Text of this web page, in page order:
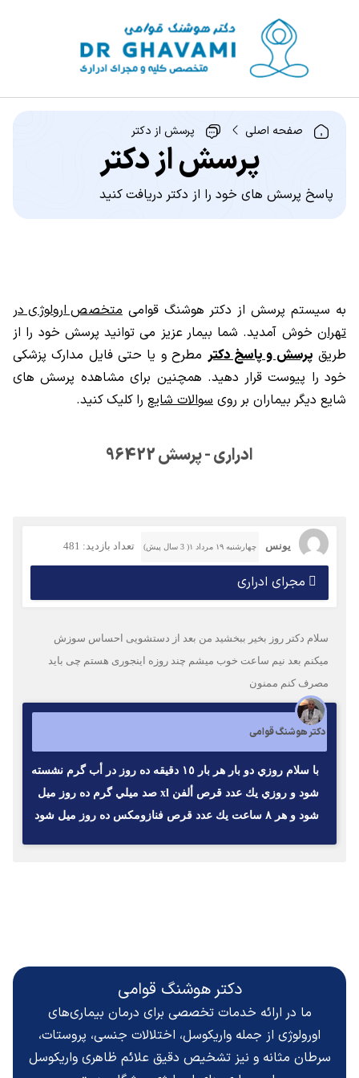
صفحه اصلی پرسش از دکتر
پرسش از دکتر
پاسخ پرسش های خود را از دکتر دریافت کنید
به سیستم پرسش از دکتر هوشنگ قوامی متخصص ارولوژی در
تهران خوش آمدید. شما بیمار عزیز می توانید پرسش خود را از
طریق پرسش و پاسخ دکتر مطرح و یا حتی فایل مدارک پزشکی
خود را پیوست قرار دهید. همچنین برای مشاهده پرسش های
شایع دیگر بیماران بر روی سوالات شایع را کلیک کنید.
ادراری - پرسش 96422
یونس چهارشنبه ۱۹ مرداد ۱( 3 سال پیش) تعداد بازدید: 481
مجرای ادراری
سلام دکتر روز بخیر ببخشید من بعد از دستشویی احساس سوزش
میکنم بعد نیم ساعت خوب میشم چند روزه اینجوری هستم چی باید
مصرف کنم ممنون
دکتر هوشنگ قوامی
با سلام روزي دو بار هر بار ١٥ دقيقه ده روز در أب گرم نشسته
شود و روزي يك عدد قرص ألفن xl صد ميلي گرم ده روز ميل
شود و هر ٨ ساعت يك عدد قرص فنازومكس ده روز ميل شود
دکتر هوشنگ قوامی
ما در ارائه خدمات تخصصی برای درمان بیماری‌های
اورولوژی از جمله واریکوسل، اختلالات جنسی، پروستات،
سرطان مثانه و نیز تشخیص دقیقعلائم ظاهری واریکوسل